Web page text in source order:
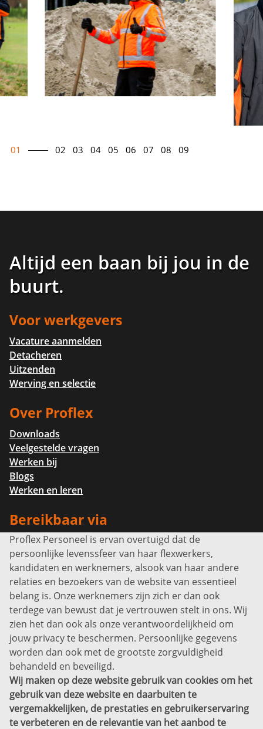
01 02 03 04 05 06 07 08 09
Altijd een baan bij jou in de
buurt.
Voor werkgevers
Vacature aanmelden
Detacheren
Uitzenden
Werving en selectie
Over Proflex
Downloads
Veelgestelde vragen
Werken bij
Blogs
Werken en leren
Bereikbaar via
Info@proflexpersoneel.nl
Bel ons:+31 (0)85 0450040
Prins Willem-Alexanderlaan 301
7311 SW Apeldoorn
Disclaimer
Privacyverklaring
Sitemap
Copyright
Bekijk ook eens
Proflex Personeel is ervan overtuigd dat de
persoonlijke levenssfeer van haar flexwerkers,
kandidaten en werknemers, alsook van haar andere
relaties en bezoekers van de website van essentieel
belang is. Onze werknemers zijn zich er dan ook
terdege van bewust dat je vertrouwen stelt in ons. Wij
zien het dan ook als onze verantwoordelijkheid om
jouw privacy te beschermen. Persoonlijke gegevens
worden dan ook met de grootste zorgvuldigheid
behandeld en beveiligd.
Wij maken op deze website gebruik van cookies om het
gebruik van deze website en daarbuiten te
vergemakkelijken, de prestaties en gebruikerservaring
te verbeteren en de relevantie van het aanbod te